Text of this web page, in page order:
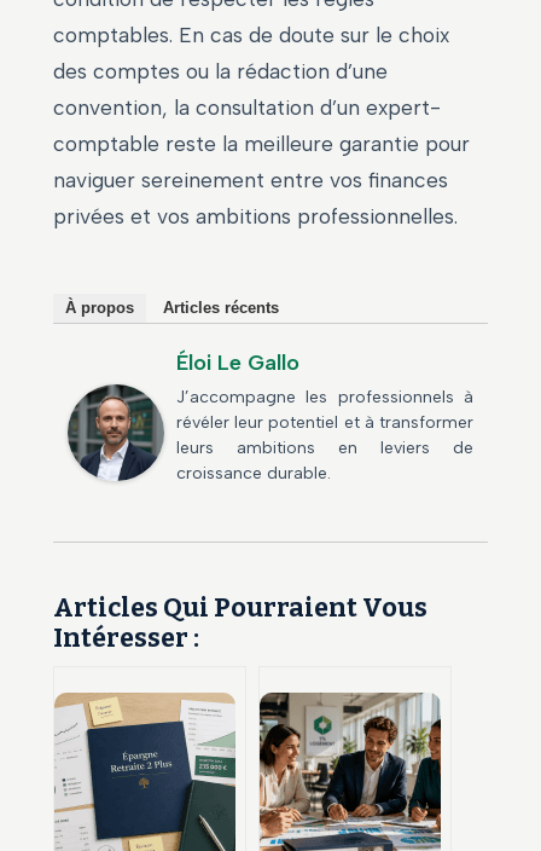
comptables. En cas de doute sur le choix
des comptes ou la rédaction d’une
convention, la consultation d’un expert-
comptable reste la meilleure garantie pour
naviguer sereinement entre vos finances
privées et vos ambitions professionnelles.
À propos Articles récents
Éloi Le Gallo
J’accompagne les professionnels à
révéler leur potentiel et à transformer
leurs ambitions en leviers de
croissance durable.
Articles Qui Pourraient Vous
Intéresser :